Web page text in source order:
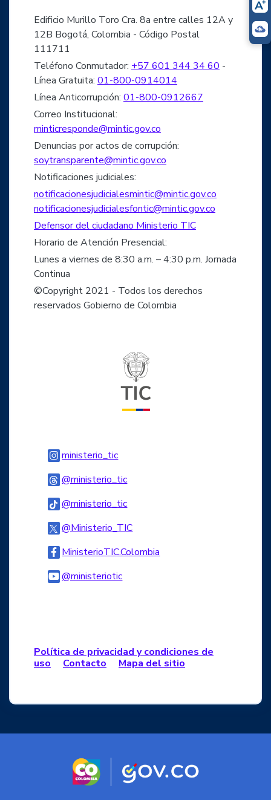
Edificio Murillo Toro Cra. 8a entre calles 12A y
12B Bogotá, Colombia - Código Postal
111711
Teléfono Conmutador: +57 601 344 34 60 -
Línea Gratuita: 01-800-0914014
Línea Anticorrupción: 01-800-0912667
Correo Institucional:
minticresponde@mintic.gov.co
Denuncias por actos de corrupción:
soytransparente@mintic.gov.co
Notificaciones judiciales:
notificacionesjudicialesmintic@mintic.gov.co
notificacionesjudicialesfontic@mintic.gov.co
Defensor del ciudadano Ministerio TIC
Horario de Atención Presencial:
Lunes a viernes de 8:30 a.m. – 4:30 p.m. Jornada
Continua
©Copyright 2021 - Todos los derechos
reservados Gobierno de Colombia
ministerio_ticLogo Instagram
@ministerio_ticLogo Threads
@ministerio_ticLogo Tiktok
@Ministerio_TICLogo Twitter
MinisterioTIC.Colombia
@ministerioticLogo Youtube
Política de privacidad y condiciones de
uso
Contacto Mapa del sitio
Logo marca Colombia